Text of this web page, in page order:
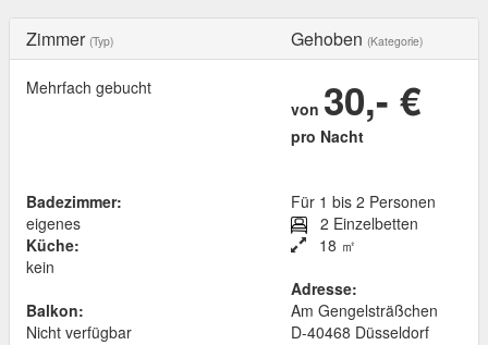
Zimmer (Typ) Gehoben (Kategorie)
Mehrfach gebucht
von 30,- €
pro Nacht
Badezimmer:
eigenes
Küche:
kein
Balkon:
Nicht verfügbar
Für 1 bis 2 Personen
2 Einzelbetten
18 ㎡
Adresse:
Am Gengelsträßchen
D-40468 Düsseldorf